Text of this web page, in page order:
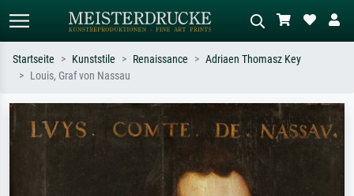
Suchen Sie nach Künstlern, Werktiteln
oder Stilen – z.B. Monet,
Sternennacht, Impressionismus, Welle
Beschreiben Sie die Szene – z.B. Grüne
Wiese, Abstrakt mit viel Rot, Dunkles
Ölgemälde, Stehender Akt neben einem
Startseite Kunststile Renaissance
Adriaen Thomasz Key
Louis, Graf von Nassau